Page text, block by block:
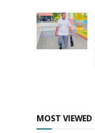
MOST VIEWED